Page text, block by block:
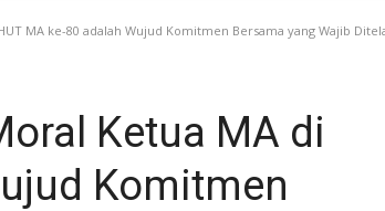
MA ke-80 adalah Wujud Komitmen Bersama yang Wajib
Ketua MA di
Komitmen